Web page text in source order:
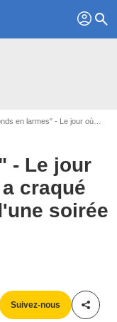
profil search
- Le jour où Marine Lorphelin a craqué dans les coulisses d'une soirée très importante
- Le jour
craqué
soirée
Suivez-nous